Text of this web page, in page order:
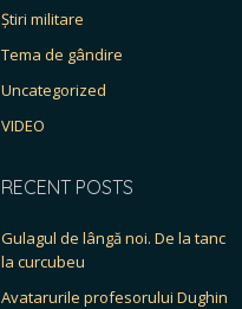
Știri militare
Tema de gândire
Uncategorized
VIDEO
RECENT POSTS
Gulagul de lângă noi. De la tanc
la curcubeu
Avatarurile profesorului Dughin